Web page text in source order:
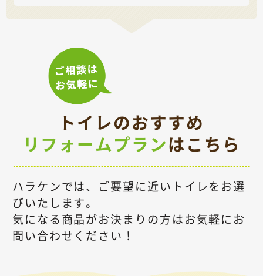
トイレのおすすめ
リフォームプランはこちら
ハラケンでは、ご要望に近いトイレをお選
びいたします。
気になる商品がお決まりの方はお気軽にお
問い合わせください！